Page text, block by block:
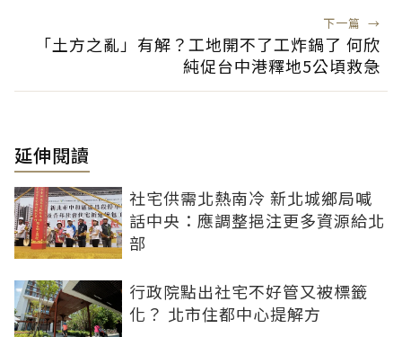
下一篇 →
「土方之亂」有解？工地開不了工炸鍋了 何欣
純促台中港釋地5公頃救急
延伸閱讀
社宅供需北熱南冷 新北城鄉局喊
話中央：應調整挹注更多資源給北
部
行政院點出社宅不好管又被標籤
化？ 北市住都中心提解方